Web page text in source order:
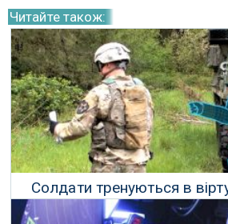
Читайте також:
Солдати тренуються в
реальних міст